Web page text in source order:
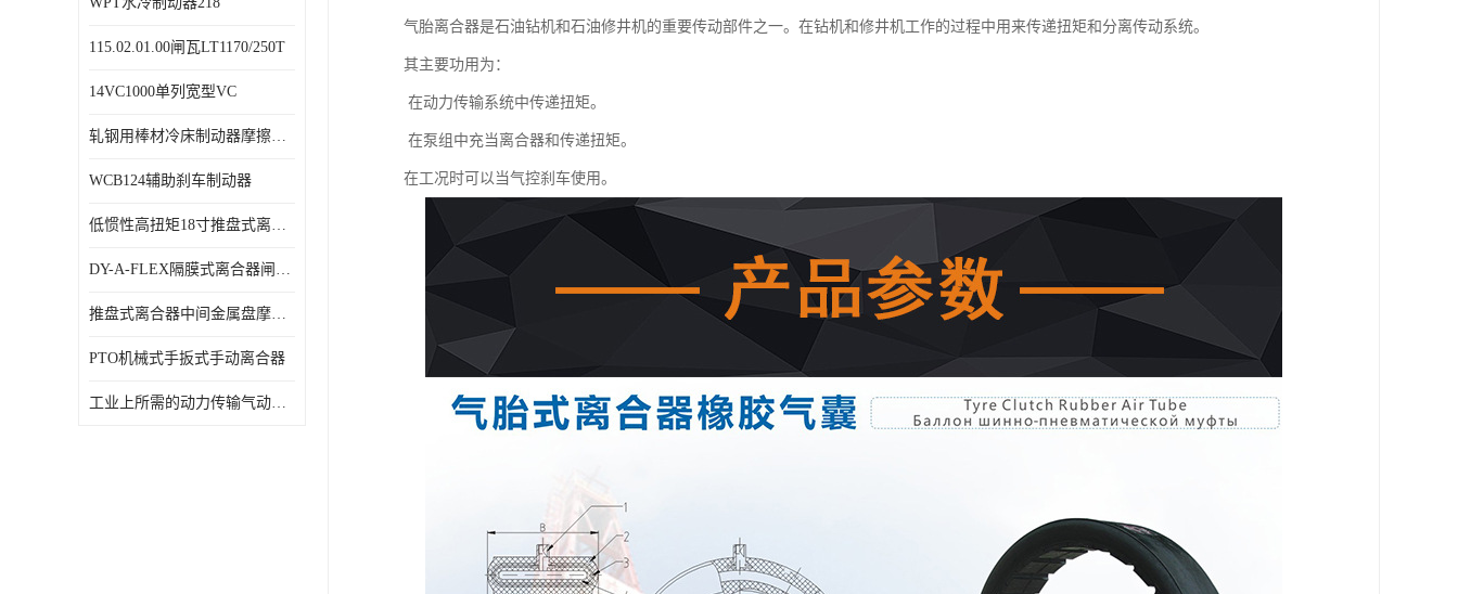
115.02.01.00闸瓦LT1170/250T
14VC1000单列宽型VC
轧钢用棒材冷床制动器摩擦片218
WCB124辅助刹车制动器
低惯性高扭矩18寸推盘式离合器中心盘齿盘W18-11-101
DY-A-FLEX隔膜式离合器闸瓦总成7015125A
推盘式离合器中间金属盘摩擦盘18寸
PTO机械式手扳式手动离合器
工业上所需的动力传输气动离合器WCB424
气胎离合器是石油钻机和石油修井机的重要传动部件之一。在钻机和修井机工作的过程中用来传递扭矩和分离传动系统。
其主要功用为：
在动力传输系统中传递扭矩。
在泵组中充当离合器和传递扭矩。
在工况时可以当气控刹车使用。